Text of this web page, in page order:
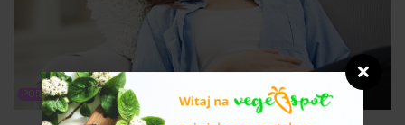
PORADNIK ZDROWIE
❌